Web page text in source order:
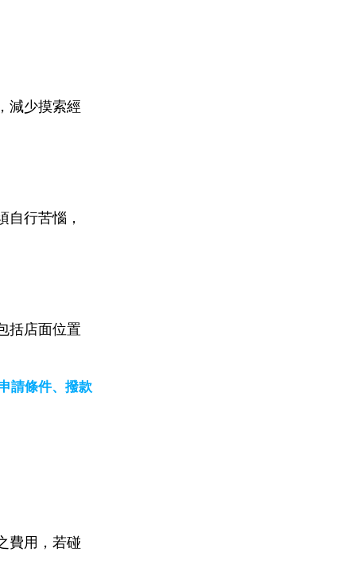
減少摸索經
行苦惱，
括店面位置
請條件、撥款
費用，若碰